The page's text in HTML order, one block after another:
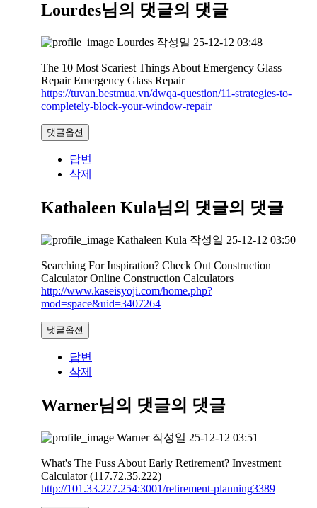
Lourdes님의 댓글의 댓글
Lourdes 작성일 25-12-12 03:48
The 10 Most Scariest Things About Emergency Glass
Repair Emergency Glass Repair
https://tuvan.bestmua.vn/dwqa-question/11-strategies-to-
completely-block-your-window-repair
댓글옵션
답변
삭제
Kathaleen Kula님의 댓글의 댓글
Kathaleen Kula 작성일 25-12-12 03:50
Searching For Inspiration? Check Out Construction
Calculator Online Construction Calculators
http://www.kaseisyoji.com/home.php?
mod=space&uid=3407264
댓글옵션
답변
삭제
Warner님의 댓글의 댓글
Warner 작성일 25-12-12 03:51
What's The Fuss About Early Retirement? Investment
Calculator (117.72.35.222)
http://101.33.227.254:3001/retirement-planning3389